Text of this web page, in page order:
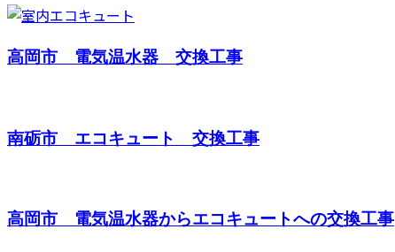
高岡市 電気温水器 交換工事
南砺市 エコキュート 交換工事
高岡市 電気温水器からエコキュートへの交換工事